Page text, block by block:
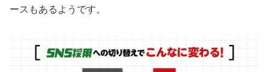
ースもあるようです。